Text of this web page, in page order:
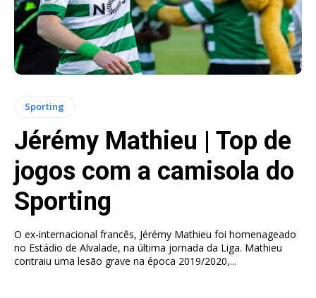
Sporting
Jérémy Mathieu | Top de
jogos com a camisola do
Sporting
O ex-internacional francês, Jérémy Mathieu foi homenageado
no Estádio de Alvalade, na última jornada da Liga. Mathieu
contraiu uma lesão grave na época 2019/2020,...